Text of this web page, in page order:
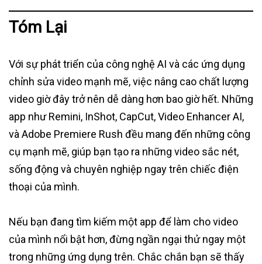
Tóm Lại
Với sự phát triển của công nghệ AI và các ứng dụng
chỉnh sửa video mạnh mẽ, việc nâng cao chất lượng
video giờ đây trở nên dễ dàng hơn bao giờ hết. Những
app như Remini, InShot, CapCut, Video Enhancer AI,
và Adobe Premiere Rush đều mang đến những công
cụ mạnh mẽ, giúp bạn tạo ra những video sắc nét,
sống động và chuyên nghiệp ngay trên chiếc điện
thoại của mình.
Nếu bạn đang tìm kiếm một app để làm cho video
của mình nổi bật hơn, đừng ngần ngại thử ngay một
trong những ứng dụng trên. Chắc chắn bạn sẽ thấy